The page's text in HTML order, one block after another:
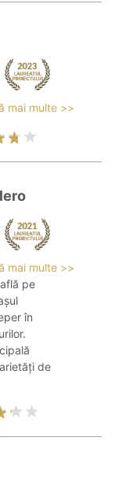
mai multe >>
mai multe >>
pe
în
de